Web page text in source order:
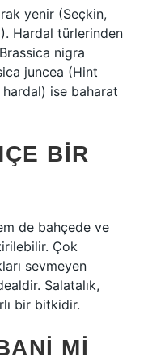
yenir (Seçkin,
Hardal türlerinden
nigra
juncea (Hint
ise baharat
BIR
de bahçede ve
Çok
sevmeyen
Salatalık,
bir bitkidir.
MI